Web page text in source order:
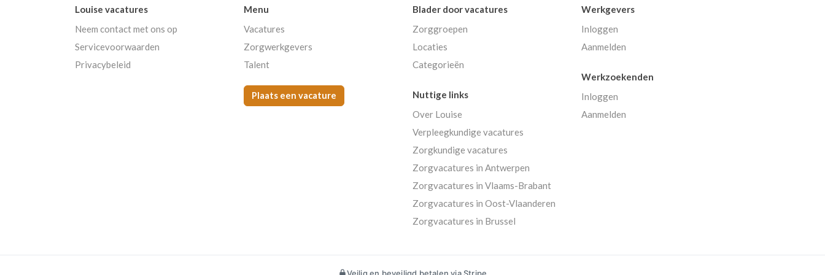
Louise vacatures
Neem contact met ons op
Servicevoorwaarden
Privacybeleid
Menu
Vacatures
Zorgwerkgevers
Talent
Plaats een vacature
Blader door vacatures
Zorggroepen
Locaties
Categorieën
Werkgevers
Inloggen
Aanmelden
Werkzoekenden
Inloggen
Aanmelden
Nuttige links
Over Louise
Verpleegkundige vacatures
Zorgkundige vacatures
Zorgvacatures in Antwerpen
Zorgvacatures in Vlaams-Brabant
Zorgvacatures in Oost-Vlaanderen
Zorgvacatures in Brussel